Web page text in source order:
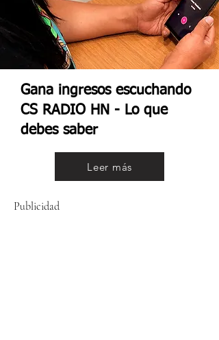
Gana ingresos escuchando
CS RADIO HN - Lo que
debes saber
Leer más
Publicidad